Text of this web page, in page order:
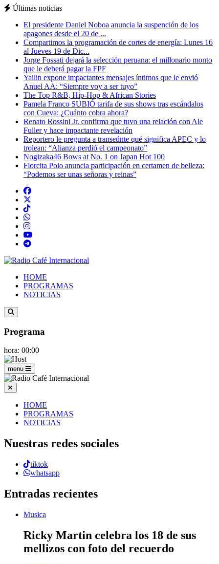
Últimas noticias
El presidente Daniel Noboa anuncia la suspención de los
apagones desde el 20 de ...
Compartimos la programación de cortes de energía: Lunes 16
al Jueves 19 de Dic...
Jorge Fossati dejará la selección peruana: el millonario monto
que le deberá pagar la FPF
Yailin expone impactantes mensajes íntimos que le envió
Anuel AA: “Siempre voy a ser tuyo”
The Top R&B, Hip-Hop & African Stories
Pamela Franco SUBIÓ tarifa de sus shows tras escándalos
con Cueva: ¿Cuánto cobra ahora?
Renato Rossini Jr. confirma que tuvo una relación con Ale
Fuller y hace impactante revelación
Reportero le pregunta a transeúnte qué significa APEC y lo
trolean: “Alianza perdió el campeonato”
Nogizaka46 Bows at No. 1 on Japan Hot 100
Florcita Polo anuncia participación en certamen de belleza:
“Podemos ser unas señoras y reinas”
HOME
PROGRAMAS
NOTICIAS
Programa
hora: 00:00
menu
HOME
PROGRAMAS
NOTICIAS
Nuestras redes sociales
tiktok
whatsapp
Entradas recientes
Musica
Ricky Martin celebra los 18 de sus
mellizos con foto del recuerdo